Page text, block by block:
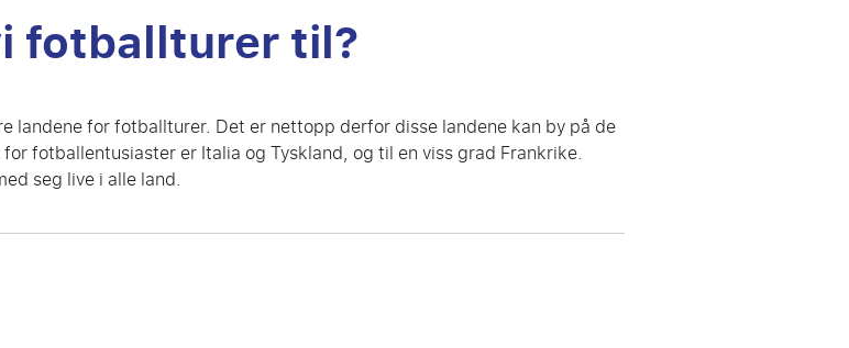
fotballturer til?
landene for fotballturer. Det er nettopp derfor disse landene kan by på de
fotballentusiaster er Italia og Tyskland, og til en viss grad Frankrike.
seg live i alle land.